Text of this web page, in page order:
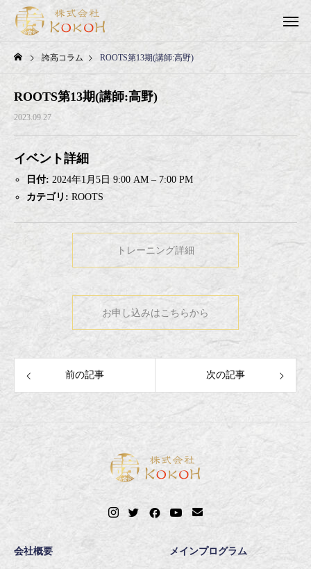
誇高コラム ROOTS第13期(講師:高野)
ROOTS第13期(講師:高野)
2023.09.27
イベント詳細
日付: 2024年1月5日 9:00 AM – 7:00 PM
カテゴリ: ROOTS
トレーニング詳細
お申し込みはこちらから
前の記事 次の記事
会社概要 メインプログラム